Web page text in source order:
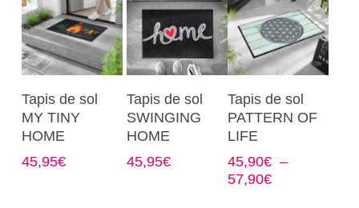
Choix Des
Options
produit
a
variations.
Tapis de sol
MY TINY
HOME
45,95€
Choix Des
Options
produit
a
variations.
Tapis de sol
SWINGING
HOME
45,95€
Choix Des
Options
produit
a
variations.
Les
Tapis de sol
PATTERN OF
LIFE
45,90€ –
57,90€Plage